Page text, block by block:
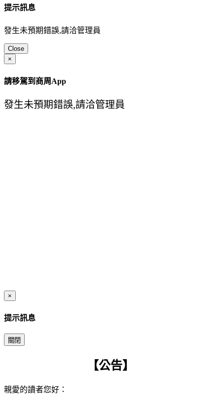
提示訊息
發生未預期錯誤,請洽管理員
Close
×
請移駕到商周App
發生未預期錯誤,請洽管理員
×
提示訊息
關閉
【公告】
親愛的讀者您好：